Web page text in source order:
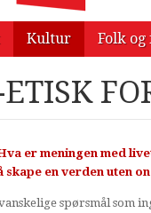
Kultur Folk og
er meningen med
skape en verden uten
spørsmål som